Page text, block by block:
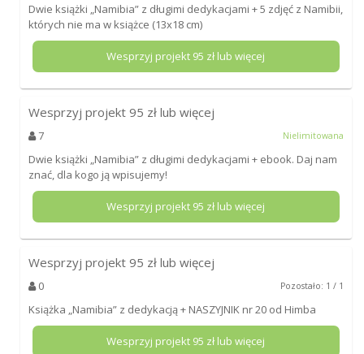
Dwie książki „Namibia” z długimi dedykacjami + 5 zdjęć z Namibii,
których nie ma w książce (13x18 cm)
Wesprzyj projekt 95 zł lub więcej
Wesprzyj projekt 95 zł lub więcej
7 Nielimitowana
Dwie książki „Namibia” z długimi dedykacjami + ebook. Daj nam
znać, dla kogo ją wpisujemy!
Wesprzyj projekt 95 zł lub więcej
Wesprzyj projekt 95 zł lub więcej
0 Pozostało: 1 / 1
Książka „Namibia” z dedykacją + NASZYJNIK nr 20 od Himba
Wesprzyj projekt 95 zł lub więcej